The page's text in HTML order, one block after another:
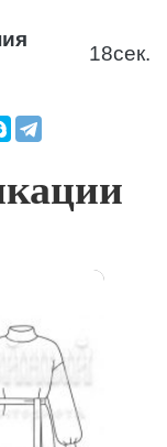
18сек.